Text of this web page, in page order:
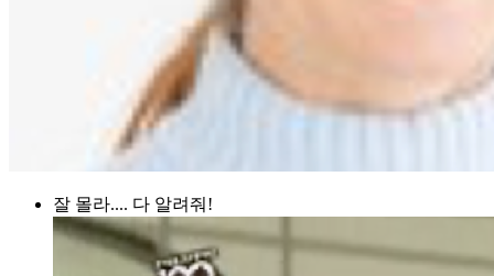
잘 몰라.... 다 알려줘!